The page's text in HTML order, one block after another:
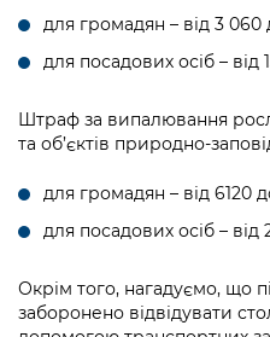
Kyiv International
Гендерна політика
Безбар'єрність
Київська міська
Портал Захисників та
Безбар'єрність
Портал послуг
Важливе під час
Важливе під час
Портал даних Києва
для громадян – від 3 060
для посадових осіб – від
Штраф за випалювання
та об’єктів природно-
для громадян – від 6120
для посадових осіб – від
Окрім того, нагадуємо, що
заборонено відвідувати